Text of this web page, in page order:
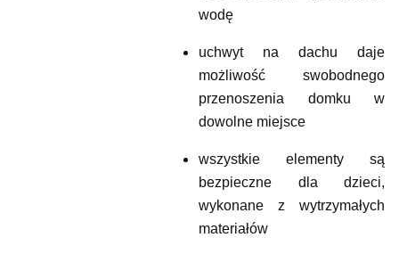
wodę
uchwyt na dachu daje
możliwość swobodnego
przenoszenia domku w
dowolne miejsce
wszystkie elementy są
bezpieczne dla dzieci,
wykonane z wytrzymałych
materiałów